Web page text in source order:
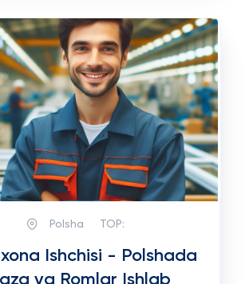
Polsha TOP:
Ishchisi - Polshada
va Romlar Ishlab